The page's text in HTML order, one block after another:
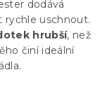
dodává
rychle uschnout.
hrubší, než
činí ideální